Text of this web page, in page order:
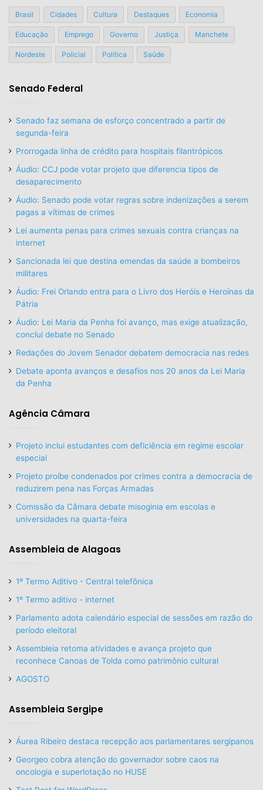
Brasil Cidades Cultura Destaques Economia
Educação Emprego Governo Justiça Manchete
Nordeste Policial Política Saúde
Senado Federal
Senado faz semana de esforço concentrado a partir de
segunda-feira
Prorrogada linha de crédito para hospitais filantrópicos
Áudio: CCJ pode votar projeto que diferencia tipos de
desaparecimento
Áudio: Senado pode votar regras sobre indenizações a serem
pagas a vítimas de crimes
Lei aumenta penas para crimes sexuais contra crianças na
internet
Sancionada lei que destina emendas da saúde a bombeiros
militares
Áudio: Frei Orlando entra para o Livro dos Heróis e Heroínas da
Pátria
Áudio: Lei Maria da Penha foi avanço, mas exige atualização,
conclui debate no Senado
Redações do Jovem Senador debatem democracia nas redes
Debate aponta avanços e desafios nos 20 anos da Lei Maria
da Penha
Agência Câmara
Projeto inclui estudantes com deficiência em regime escolar
especial
Projeto proíbe condenados por crimes contra a democracia de
reduzirem pena nas Forças Armadas
Comissão da Câmara debate misoginia em escolas e
universidades na quarta-feira
Assembleia de Alagoas
1º Termo Aditivo - Central telefônica
1º Termo aditivo - internet
Parlamento adota calendário especial de sessões em razão do
período eleitoral
Assembleia retoma atividades e avança projeto que
reconhece Canoas de Tolda como patrimônio cultural
AGOSTO
Assembleia Sergipe
Áurea Ribeiro destaca recepção aos parlamentares sergipanos
Georgeo cobra atenção do governador sobre caos na
oncologia e superlotação no HUSE